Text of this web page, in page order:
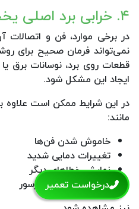
۴. خرابی برد اصلی یخچال
در برخی موارد، فن و
نمی‌تواند فرمان صحیح برای
قطعات روی برد، نوسانات برق
ایجاد این مشکل شود.
مانند:
خاموش شدن فن‌ها
تغییرات دمایی شدید
نمایش خطاهای دیگر
کارکرد نامنظم کمپرسور
درخواست تعمیر